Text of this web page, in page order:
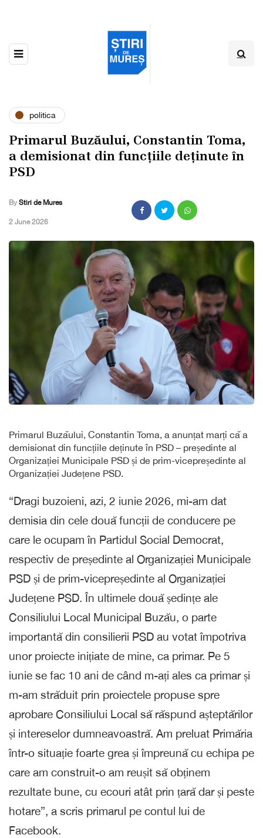
politica
Primarul Buzăului, Constantin Toma,
a demisionat din funcțiile deținute în
PSD
By Stiri de Mures
,2 June 2026
Primarul Buzăului, Constantin Toma, a anunțat marți că a
demisionat din funcțiile deținute în PSD – președinte al
Organizației Municipale PSD și de prim-vicepreședinte al
Organizației Județene PSD.
“Dragi buzoieni, azi, 2 iunie 2026, mi-am dat
demisia din cele două funcții de conducere pe
care le ocupam în Partidul Social Democrat,
respectiv de președinte al Organizației Municipale
PSD și de prim-vicepreședinte al Organizației
Județene PSD. În ultimele două ședințe ale
Consiliului Local Municipal Buzău, o parte
importantă din consilierii PSD au votat împotriva
unor proiecte inițiate de mine, ca primar. Pe 5
iunie se fac 10 ani de când m-ați ales ca primar și
m-am străduit prin proiectele propuse spre
aprobare Consiliului Local să răspund așteptărilor
și intereselor dumneavoastră. Am preluat Primăria
într-o situație foarte grea și împreună cu echipa pe
care am construit-o am reușit să obținem
rezultate bune, cu ecouri atât prin țară dar și peste
hotare”, a scris primarul pe contul lui de
Facebook.